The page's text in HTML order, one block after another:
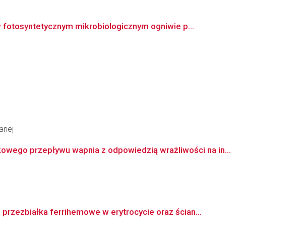
mikrobiologicznym ogniwie p...
przepływu wapnia z odpowiedzią wrażliwości na in...
ferrihemowe w erytrocycie oraz ścian...